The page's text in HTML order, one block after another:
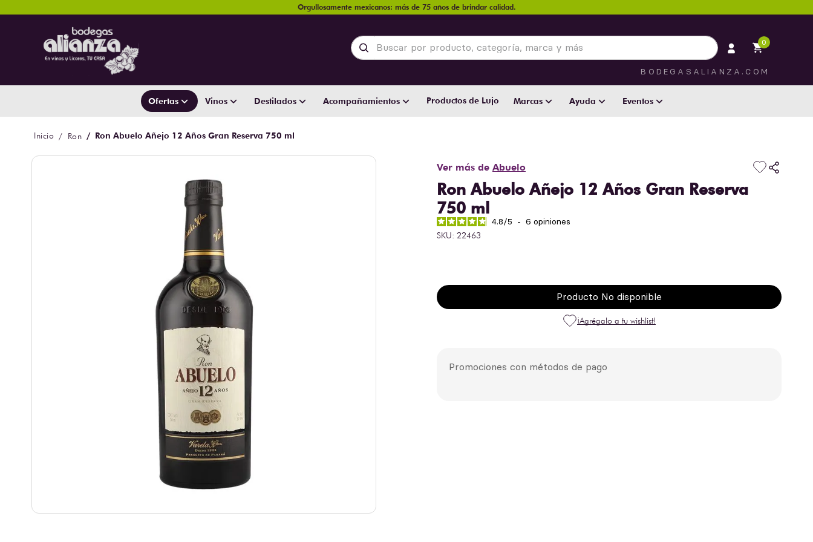
Orgullosamente mexicanos: más de 75 años de brindar calidad.
Buscar por producto, categoría, marca y más 0
BODEGASALIANZA.COM
Ofertas Vinos Destilados Acompañamientos Productos de Lujo Marcas Ayuda Eventos
Ron Ron Abuelo Añejo 12 Años Gran Reserva 750 ml
Ver más de Abuelo
Ron Abuelo Añejo 12 Años Gran Reserva
750 ml
4.8/5 - 6 opiniones
SKU: 22463
Producto No disponible
Promociones con métodos de pago